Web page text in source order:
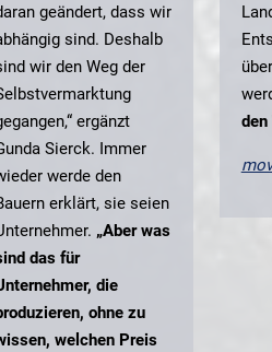
geändert, dass wir
sind. Deshalb
wir den Weg der
ergänzt
Sierck. Immer
werde den
erklärt, sie seien
„Aber was
das für
die
ohne zu
welchen Preis
den